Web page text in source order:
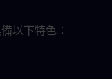
以下特色：